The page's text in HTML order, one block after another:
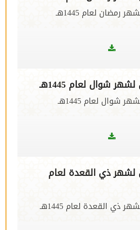
رمضان لعام 1445هـ
شوال لعام 1445هـ
شوال لعام 1445هـ
لشهر ذي القعدة لعام
ذي القعدة لعام 1445هـ